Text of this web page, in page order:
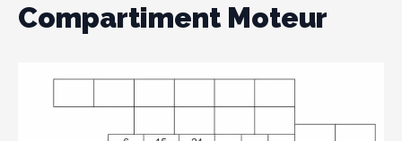
Compartiment Moteur